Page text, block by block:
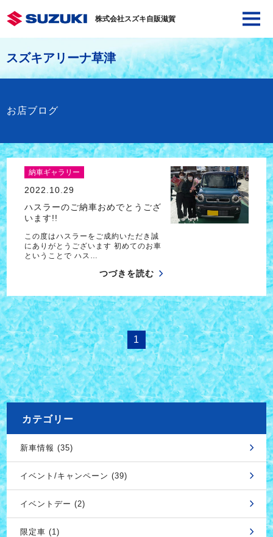
株式会社スズキ自販滋賀
スズキアリーナ草津
お店ブログ
納車ギャラリー
2022.10.29
ハスラーのご納車おめでとうござ
います!!
この度はハスラーをご成約いただき誠
にありがとうございます 初めてのお車
ということで ハス…
つづきを読む
1
カテゴリー
新車情報 (35)
イベント/キャンペーン (39)
イベントデー (2)
限定車 (1)